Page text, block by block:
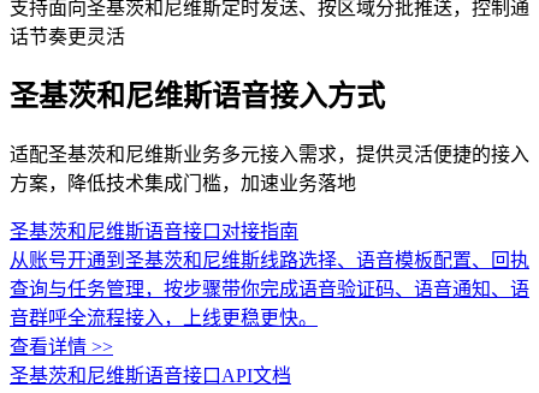
支持面向圣基茨和尼维斯定时发送、按区域分批推送，控制通
话节奏更灵活
圣基茨和尼维斯语音接入方式
适配圣基茨和尼维斯业务多元接入需求，提供灵活便捷的接入
方案，降低技术集成门槛，加速业务落地
圣基茨和尼维斯语音接口对接指南
从账号开通到圣基茨和尼维斯线路选择、语音模板配置、回执
查询与任务管理，按步骤带你完成语音验证码、语音通知、语
音群呼全流程接入，上线更稳更快。
查看详情 >>
圣基茨和尼维斯语音接口API文档